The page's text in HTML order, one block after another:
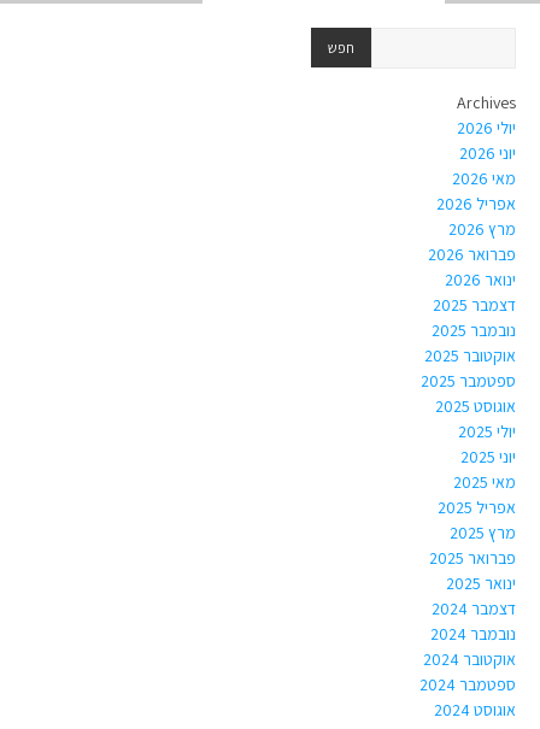
Archives
יולי 2026
יוני 2026
מאי 2026
אפריל 2026
מרץ 2026
פברואר 2026
ינואר 2026
דצמבר 2025
נובמבר 2025
אוקטובר 2025
ספטמבר 2025
אוגוסט 2025
יולי 2025
יוני 2025
מאי 2025
אפריל 2025
מרץ 2025
פברואר 2025
ינואר 2025
דצמבר 2024
נובמבר 2024
אוקטובר 2024
ספטמבר 2024
אוגוסט 2024